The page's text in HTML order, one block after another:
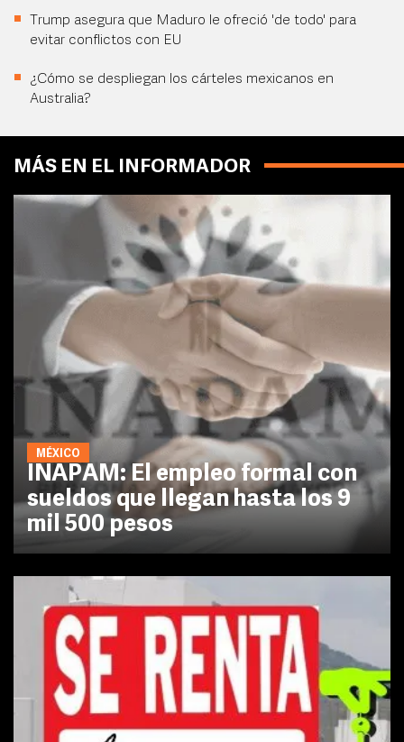
Trump asegura que Maduro le ofreció 'de todo' para
evitar conflictos con EU
¿Cómo se despliegan los cárteles mexicanos en
Australia?
MÁS EN EL INFORMADOR
MÉXICO
INAPAM: El empleo formal con
sueldos que llegan hasta los 9
mil 500 pesos